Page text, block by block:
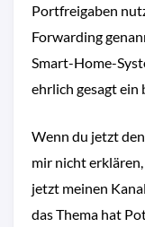
Portfreigaben
Forwarding
Smart-Home-
ehrlich gesagt ein
Wenn du jetzt
mir nicht erklären,
jetzt meinen
das Thema hat